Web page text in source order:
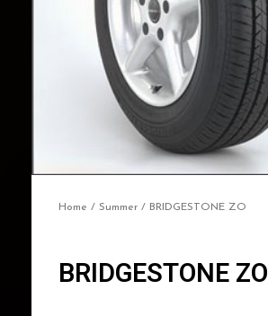
Home / Summer / BRIDGESTONE ZO
BRIDGESTONE ZO